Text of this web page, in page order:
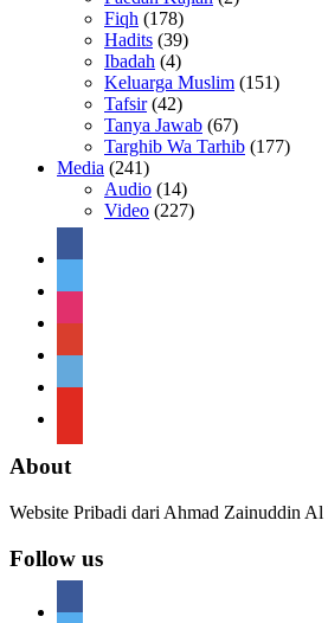
Fiqh (178)
Hadits (39)
Ibadah (4)
Keluarga Muslim (151)
Tafsir(42)
Tanya Jawab (67)
Targhib Wa Tarhib (177)
Media (241)
Audio (14)
Video (227)
About
Website Pribadi dari Ahmad Zainuddin
Follow us